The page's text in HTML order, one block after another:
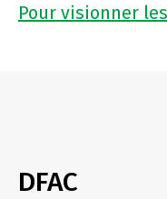
Pour visionner
DFAC